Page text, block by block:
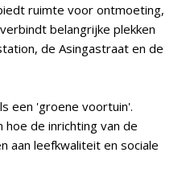
ruimte voor ontmoeting,
belangrijke plekken
de Asingastraat en de
een 'groene voortuin'.
de inrichting van de
aan leefkwaliteit en sociale